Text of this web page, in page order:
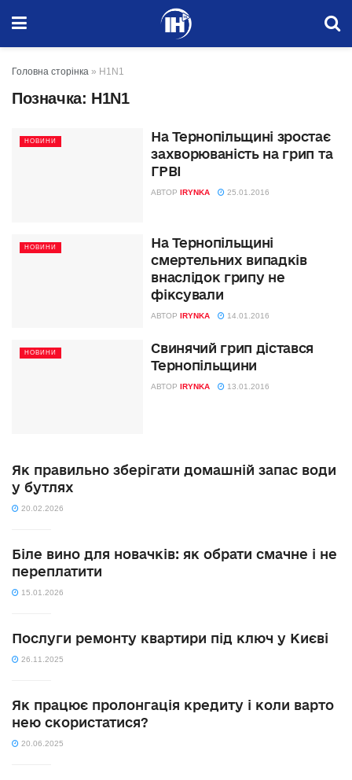
Головна сторінка » H1N1
Позначка: H1N1
НОВИНИ
На Тернопільщині зростає
захворюваність на грип та
ГРВІ
АВТОР IRYNKA 25.01.2016
НОВИНИ
На Тернопільщині
смертельних випадків
внаслідок грипу не
фіксували
АВТОР IRYNKA 14.01.2016
НОВИНИ
Свинячий грип дістався
Тернопільщини
АВТОР IRYNKA 13.01.2016
Як правильно зберігати домашній запас води
у бутлях
20.02.2026
Біле вино для новачків: як обрати смачне і не
переплатити
15.01.2026
Послуги ремонту квартири під ключ у Києві
26.11.2025
Як працює пролонгація кредиту і коли варто
нею скористатися?
20.06.2025